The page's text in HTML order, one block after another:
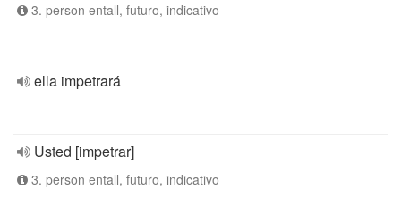
3. person entall, futuro, indicativo
ella impetrará
Usted [impetrar]
3. person entall, futuro, indicativo